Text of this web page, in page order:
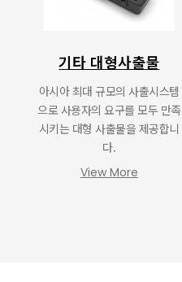
기타 대형사출물
아시아 최대 규모의 사출시스템
으로 사용자의 요구를 모두 만족
시키는 대형 사출물을 제공합니
다.
View More